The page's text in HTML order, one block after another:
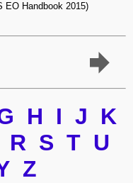
EO Handbook 2015)
H I J
K
R S T U
Z